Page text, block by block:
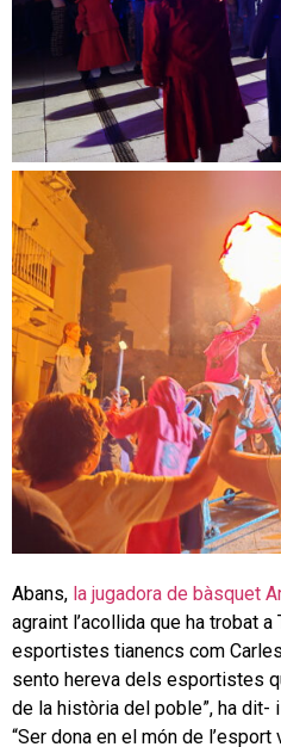
Abans, la jugadora de bàsquet
agraint l’acollida que ha trobat a
esportistes tianencs com
sento hereva dels esportistes
de la història del poble”, ha dit-
“Ser dona en el món de